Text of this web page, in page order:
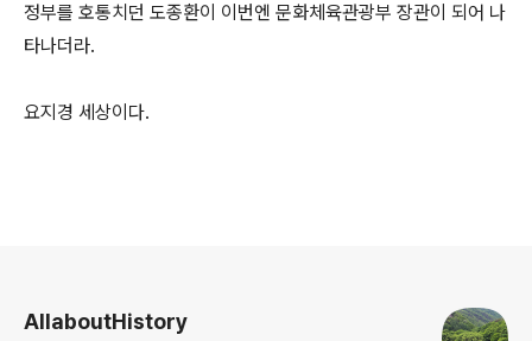
정부를 호통치던 도종환이 이번엔 문화체육관광부 장관이 되어 나
타나더라.
요지경 세상이다.
AllaboutHistory